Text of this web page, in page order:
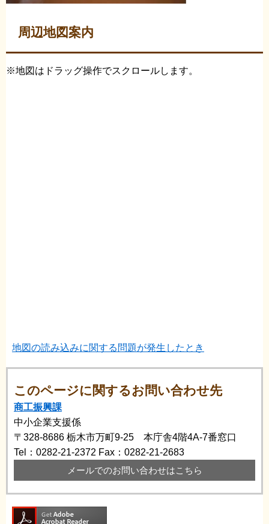
周辺地図案内
※地図はドラッグ操作でスクロールします。
地図の読み込みに関する問題が発生したとき
このページに関するお問い合わせ先
商工振興課
中小企業支援係
〒328-8686 栃木市万町9-25 本庁舎4階4A-7番窓口
Tel：0282-21-2372 Fax：0282-21-2683
メールでのお問い合わせはこちら